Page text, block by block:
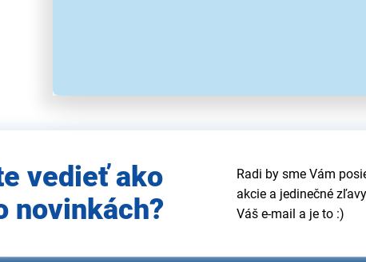
Použité obrázky sú iba ilustratívne a technické špecifikácie
vedieť ako
novinkách?
Radi by sme Vám
akcie a jedinečné
Váš e-mail a je to :)